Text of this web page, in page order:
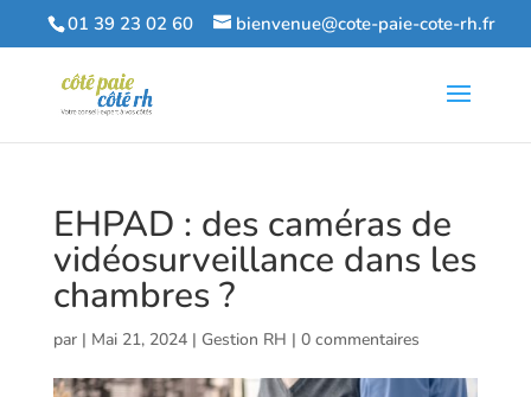
01 39 23 02 60 bienvenue@cote-paie-cote-rh.fr
EHPAD : des caméras de
vidéosurveillance dans les
chambres ?
par | Mai 21, 2024| Gestion RH | 0 commentaires